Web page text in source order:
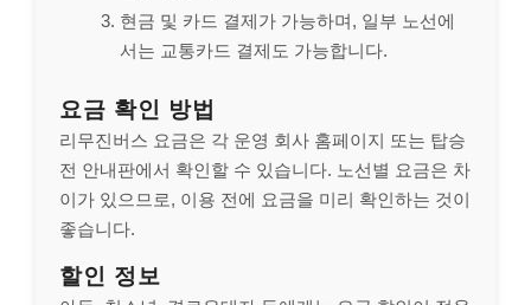
현금 및 카드 결제가 가능하며, 일부 노선에
서는 교통카드 결제도 가능합니다.
요금 확인 방법
리무진버스 요금은 각 운영 회사 홈페이지 또는 탑승
전 안내판에서 확인할 수 있습니다. 노선별 요금은 차
이가 있으므로, 이용 전에 요금을 미리 확인하는 것이
좋습니다.
할인 정보